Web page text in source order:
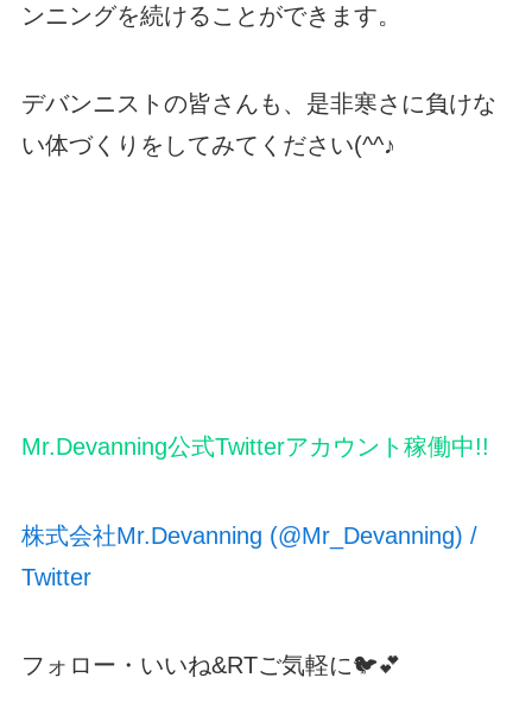
ンニングを続けることができます。
デバンニストの皆さんも、是非寒さに負けな
い体づくりをしてみてください(^^♪
Mr.Devanning公式Twitterアカウント稼働中!!
株式会社Mr.Devanning (@Mr_Devanning) /
Twitter
フォロー・いいね&RTご気軽に🐦💕